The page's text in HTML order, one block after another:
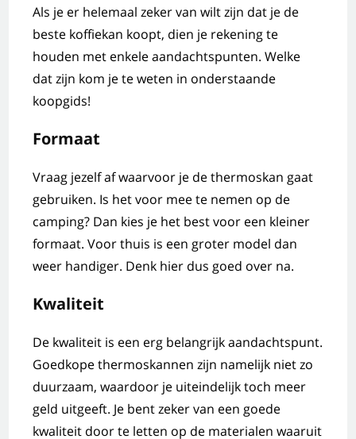
Als je er helemaal zeker van wilt zijn dat je de
beste koffiekan koopt, dien je rekening te
houden met enkele aandachtspunten. Welke
dat zijn kom je te weten in onderstaande
koopgids!
Formaat
Vraag jezelf af waarvoor je de thermoskan gaat
gebruiken. Is het voor mee te nemen op de
camping? Dan kies je het best voor een kleiner
formaat. Voor thuis is een groter model dan
weer handiger. Denk hier dus goed over na.
Kwaliteit
De kwaliteit is een erg belangrijk aandachtspunt.
Goedkope thermoskannen zijn namelijk niet zo
duurzaam, waardoor je uiteindelijk toch meer
geld uitgeeft. Je bent zeker van een goede
kwaliteit door te letten op de materialen waaruit